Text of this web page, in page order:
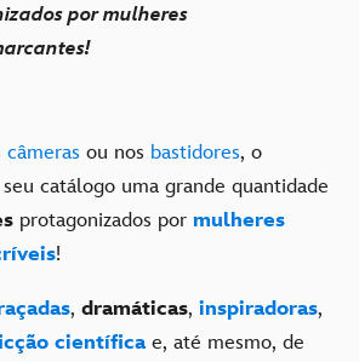
por mulheres
ou nos bastidores, o
catálogo uma grande quantidade
protagonizados por mulheres
!
, dramáticas, inspiradoras,
científicae, até mesmo, de